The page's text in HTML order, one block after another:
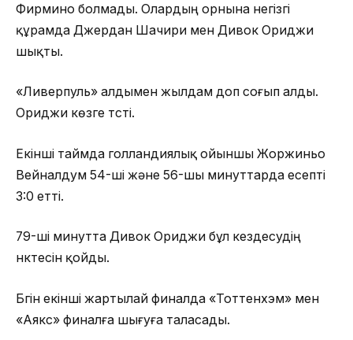
Фирмино болмады. Олардың орнына негізгі
құрамда Джердан Шачири мен Дивок Ориджи
шықты.
«Ливерпуль» алдымен жылдам доп соғып алды.
Ориджи көзге түсті.
Екінші таймда голландиялық ойыншы Жоржиньо
Вейналдум 54-ші және 56-шы минуттарда есепті
3:0 етті.
79-ші минутта Дивок Ориджи бұл кездесудің
нүктесін қойды.
Бүгін екінші жартылай финалда «Тоттенхэм» мен
«Аякс» финалға шығуға таласады.